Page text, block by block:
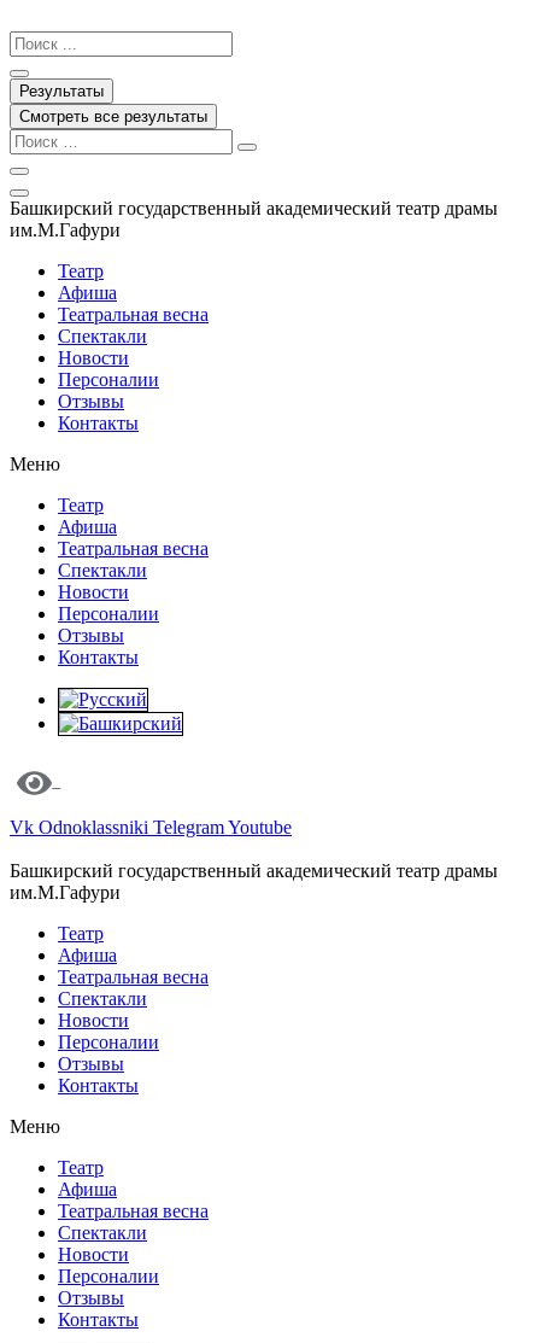
к
содержимому
Search
...
Результаты
Смотреть все результаты
Башкирский государственный академический театр драмы
им.М.Гафури
Театр
Афиша
Театральная весна
Спектакли
Новости
Персоналии
Отзывы
Контакты
Меню
Театр
Афиша
Театральная весна
Спектакли
Новости
Персоналии
Отзывы
Контакты
Vk Odnoklassniki TelegramYoutube
Башкирский государственный академический театр драмы
им.М.Гафури
Театр
Афиша
Театральная весна
Спектакли
Новости
Персоналии
Отзывы
Контакты
Меню
Театр
Афиша
Театральная весна
Спектакли
Новости
Персоналии
Отзывы
Контакты